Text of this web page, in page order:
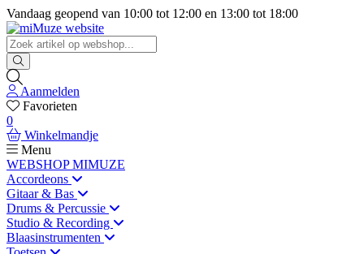
Vandaag geopend van 10:00 tot 12:00 en 13:00 tot 18:00
Aanmelden
Favorieten
0
Winkelmandje
Menu
WEBSHOP MIMUZE
Accordeons
Gitaar & Bas
Drums & Percussie
Studio & Recording
Blaasinstrumenten